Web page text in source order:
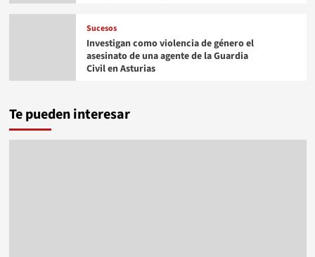
Sucesos
Investigan como violencia de género el
asesinato de una agente de la Guardia
Civil en Asturias
Te pueden interesar